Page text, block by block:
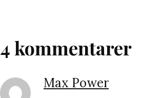
4 kommentarer
Max Power